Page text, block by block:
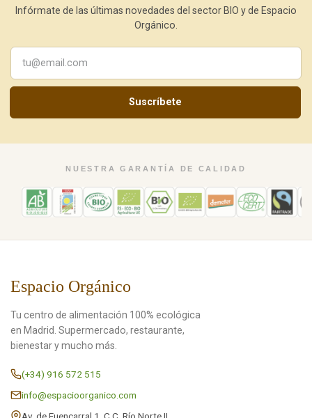
Infórmate de las últimas novedades del sector BIO y de Espacio
Orgánico.
Suscríbete
NUESTRA GARANTÍA DE CALIDAD
Espacio Orgánico
Tu centro de alimentación 100% ecológica
en Madrid. Supermercado, restaurante,
bienestar y mucho más.
(+34) 916 572 515
info@espacioorganico.com